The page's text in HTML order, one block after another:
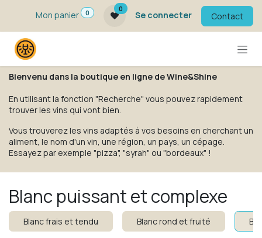
Se rendre au contenu
Mon panier
0
0
Se connecter Contact
Bienvenu dans la boutique en ligne de Wine&Shine
En utilisant la fonction "Recherche" vous pouvez rapidement
trouver les vins qui vont bien.
Vous trouverez les vins adaptés à vos besoins en cherchant un
aliment, le nom d'un vin, une région, un pays, un cépage.
Essayez par exemple "pizza", "syrah" ou "bordeaux" !
Blanc puissant et complexe
Blanc frais et tendu Blanc rond et fruité